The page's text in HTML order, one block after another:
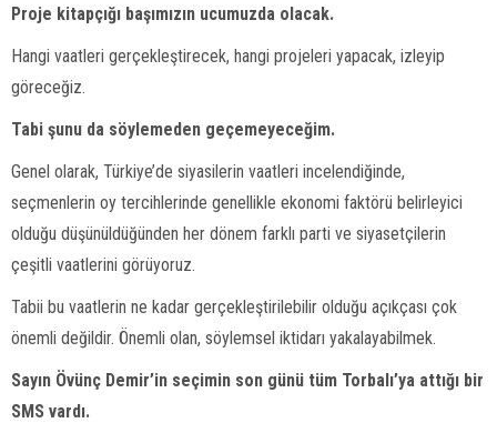
Proje kitapçığı başımızın ucumuzda olacak.
Hangi vaatleri gerçekleştirecek, hangi projeleri yapacak, izleyip
göreceğiz.
Tabi şunu da söylemeden geçemeyeceğim.
Genel olarak, Türkiye’de siyasilerin vaatleri incelendiğinde,
seçmenlerin oy tercihlerinde genellikle ekonomi faktörü belirleyici
olduğu düşünüldüğünden her dönem farklı parti ve siyasetçilerin
çeşitli vaatlerini görüyoruz.
Tabii bu vaatlerin ne kadar gerçekleştirilebilir olduğu açıkçası çok
önemli değildir. Önemli olan, söylemsel iktidarı yakalayabilmek.
Sayın Övünç Demir’in seçimin son günü tüm Torbalı’ya attığı bir
SMS vardı.